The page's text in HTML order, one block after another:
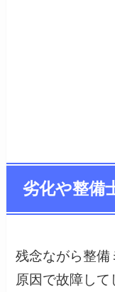
劣化や整備
残念ながら整備
原因で故障して